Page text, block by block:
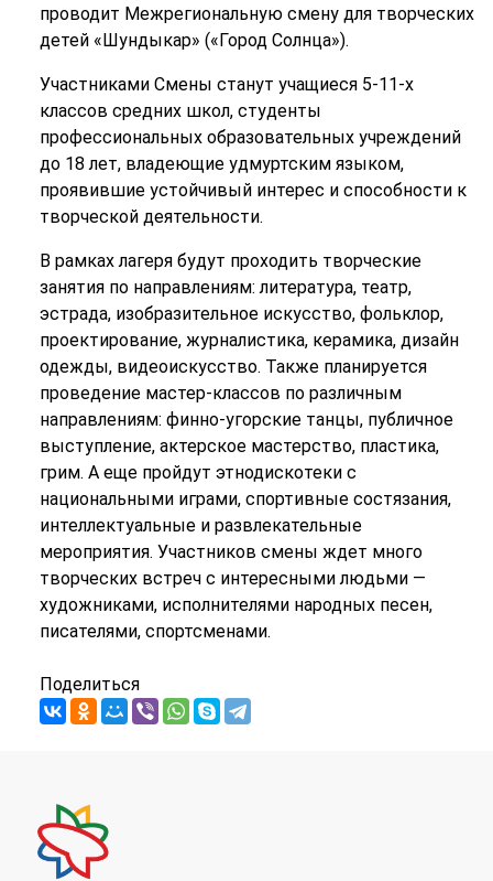
проводит Межрегиональную смену для творческих
детей «Шундыкар» («Город Солнца»).
Участниками Смены станут учащиеся 5-11-х
классов средних школ, студенты
профессиональных образовательных учреждений
до 18 лет, владеющие удмуртским языком,
проявившие устойчивый интерес и способности к
творческой деятельности.
В рамках лагеря будут проходить творческие
занятия по направлениям: литература, театр,
эстрада, изобразительное искусство, фольклор,
проектирование, журналистика, керамика, дизайн
одежды, видеоискусство. Также планируется
проведение мастер-классов по различным
направлениям: финно-угорские танцы, публичное
выступление, актерское мастерство, пластика,
грим. А еще пройдут этнодискотеки с
национальными играми, спортивные состязания,
интеллектуальные и развлекательные
мероприятия. Участников смены ждет много
творческих встреч с интересными людьми —
художниками, исполнителями народных песен,
писателями, спортсменами.
Поделиться